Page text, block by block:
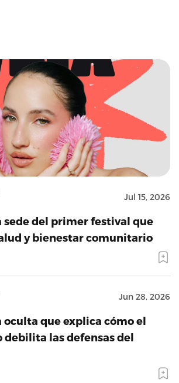
Jul 15, 2026
sede del primer festival que
y bienestar comunitario
Jun 28, 2026
oculta que explica cómo el
debilita las defensas del